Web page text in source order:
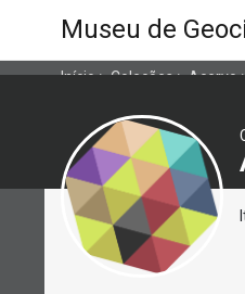
Museu de
Início>Coleções>Acervo